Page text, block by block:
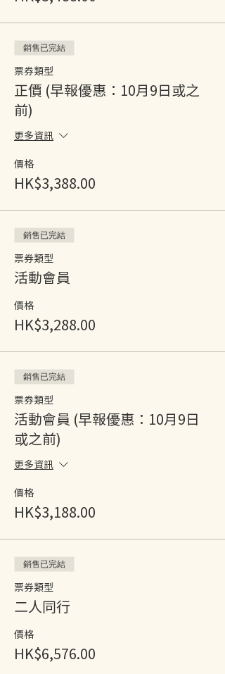
銷售已完結
票券類型
正價 (早報優惠：10月9日或之
前)
更多資訊
價格
HK$3,388.00
銷售已完結
票券類型
活動會員
價格
HK$3,288.00
銷售已完結
票券類型
活動會員 (早報優惠：10月9日
或之前)
更多資訊
價格
HK$3,188.00
銷售已完結
票券類型
二人同行
價格
HK$6,576.00